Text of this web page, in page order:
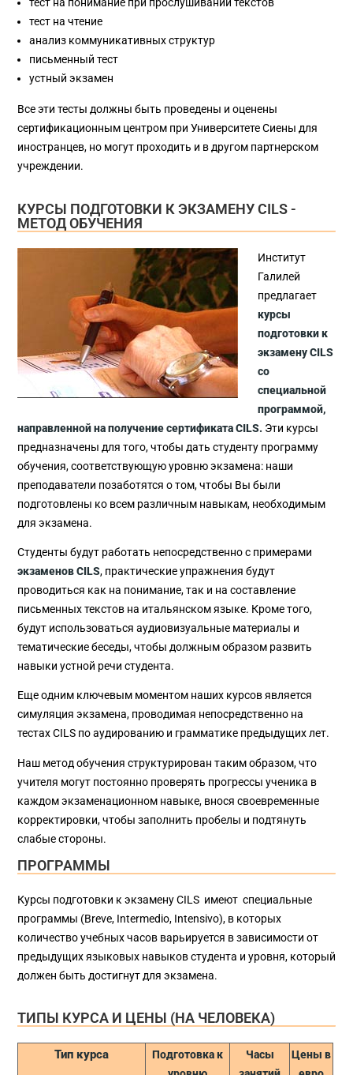
тест на понимание при прослушивании текстов
тест на чтение
анализ коммуникативных структур
письменный тест
устный экзамен
Все эти тесты должны быть проведены и оценены
сертификационным центром при Университете Сиены для
иностранцев, но могут проходить и в другом партнерском
учреждении.
КУРСЫ ПОДГОТОВКИ К ЭКЗАМЕНУ CILS -
МЕТОД ОБУЧЕНИЯ
Институт
Галилей
предлагает
курсы
подготовки к
экзамену CILS
со
специальной
программой,
направленной на получение сертификата CILS. Эти курсы
предназначены для того, чтобы дать студенту программу
обучения, соответствующую уровню экзамена: наши
преподаватели позаботятся о том, чтобы Вы были
подготовлены ко всем различным навыкам, необходимым
для экзамена.
Студенты будут работать непосредственно с примерами
экзаменов CILS, практические упражнения будут
проводиться как на понимание, так и на составление
письменных текстов на итальянском языке. Кроме того,
будут использоваться аудиовизуальные материалы и
тематические беседы, чтобы должным образом развить
навыки устной речи студента.
Еще одним ключевым моментом наших курсов является
симуляция экзамена, проводимая непосредственно на
тестах CILS по аудированию и грамматике предыдущих лет.
Наш метод обучения структурирован таким образом, что
учителя могут постоянно проверять прогрессы ученика в
каждом экзаменационном навыке, внося своевременные
корректировки, чтобы заполнить пробелы и подтянуть
слабые стороны.
ПРОГРАММЫ
Курсы подготовки к экзамену CILS имеют специальные
программы (Breve, Intermedio, Intensivo), в которых
количество учебных часов варьируется в зависимости от
предыдущих языковых навыков студента и уровня, который
должен быть достигнут для экзамена.
ТИПЫ КУРСА И ЦЕНЫ (НА ЧЕЛОВЕКА)
Тип курса
Подготовка к
Часы
Цены в